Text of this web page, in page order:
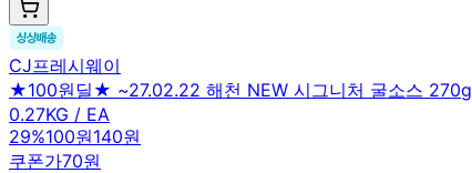
CJ프레시웨이
★100원딜★ ~27.02.22 해천 NEW 시그니처 굴소스 270g
0.27KG / EA
29%100원140원
쿠폰가70원